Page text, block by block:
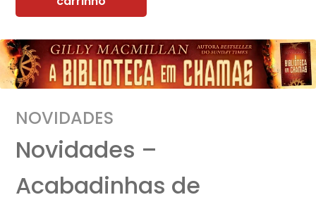
NOVIDADES
Novidades –
Acabadinhas de